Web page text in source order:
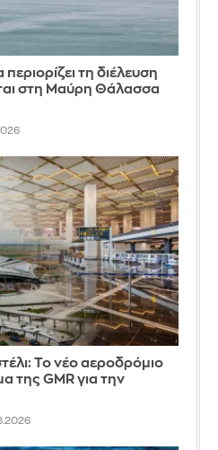
τη διέλευση
στη Μαύρη Θάλασσα
Το νέο αεροδρόμιο
της GMR για την